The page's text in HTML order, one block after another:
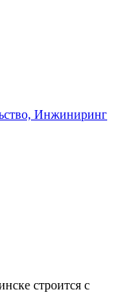
Инжиниринг
строится с